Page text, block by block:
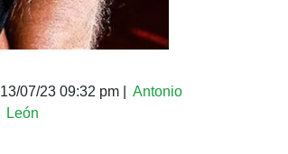
13/07/23 09:32 pm
Antonio
León